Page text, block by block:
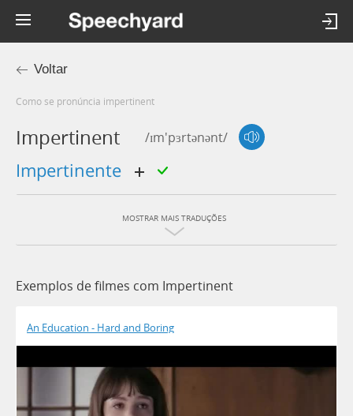
Voltar
Como se pronúncia impertinent
Impertinent /ɪm'pɜrtənənt/
impertinente
MOSTRAR MAIS TRADUÇÕES
Exemplos de filmes com Impertinent
An Education - Hard and Boring